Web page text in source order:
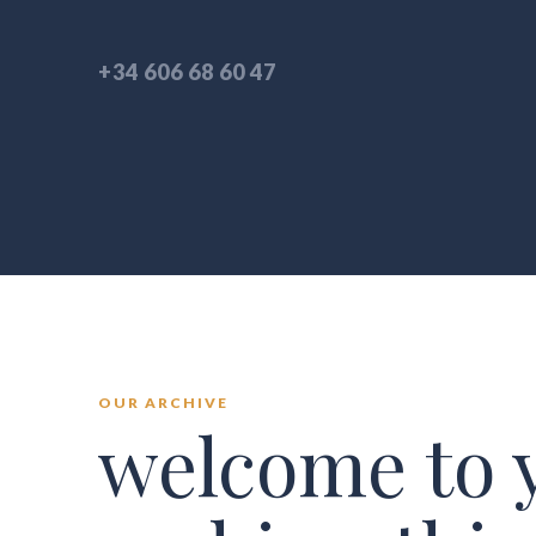
+34 606 68 60 47
OUR ARCHIVE
welcome to